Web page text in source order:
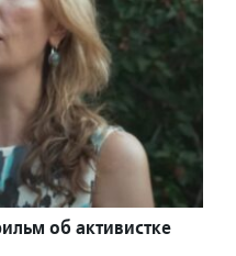
об активистке